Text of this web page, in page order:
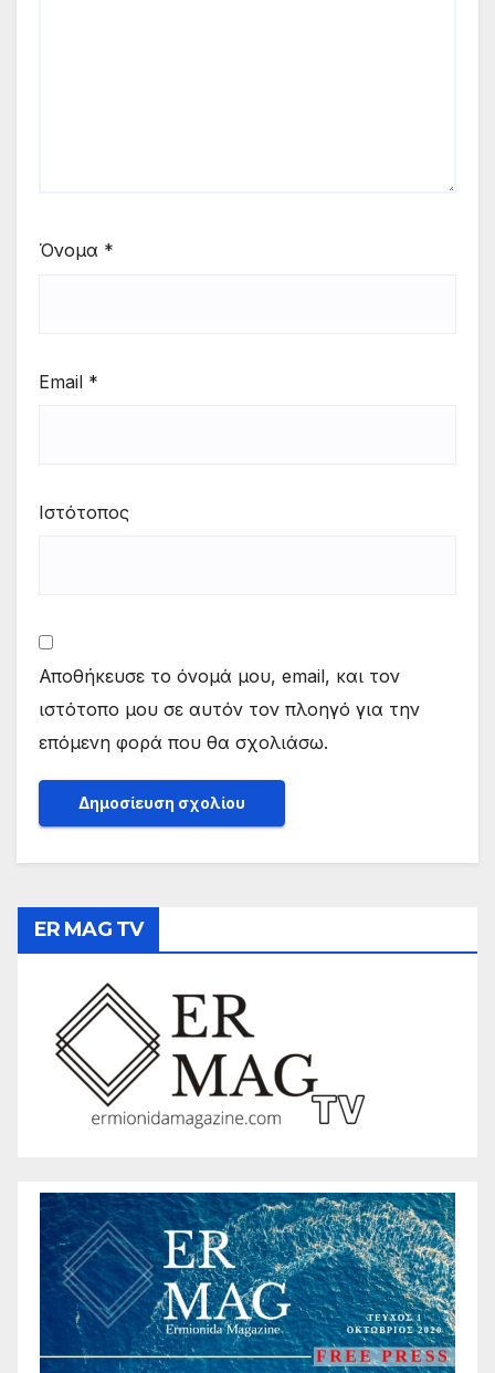
Όνομα *
Email *
Ιστότοπος
Αποθήκευσε το όνομά μου, email, και τον
ιστότοπο μου σε αυτόν τον πλοηγό για την
επόμενη φορά που θα σχολιάσω.
ER MAG TV